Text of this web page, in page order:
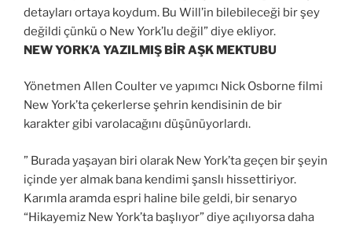
detayları ortaya koydum. Bu Will’in bilebileceği bir şey
değildi çünkü o New York’lu değil” diye ekliyor.
NEW YORK’A YAZILMIŞ BİR AŞK MEKTUBU
Yönetmen Allen Coulter ve yapımcı Nick Osborne filmi
New York’ta çekerlerse şehrin kendisinin de bir
karakter gibi varolacağını düşünüyorlardı.
” Burada yaşayan biri olarak New York’ta geçen bir şeyin
içinde yer almak bana kendimi şanslı hissettiriyor.
Karımla aramda espri haline bile geldi, bir senaryo
“Hikayemiz New York’ta başlıyor” diye açılıyorsa daha